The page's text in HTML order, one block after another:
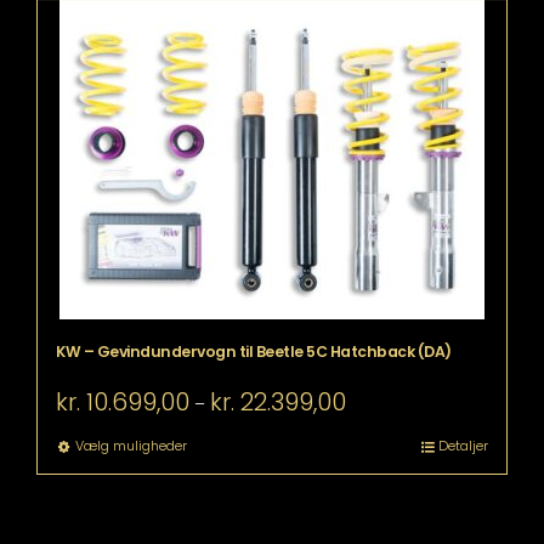
flere
varianter.
Mulighederne
kan
vælges
på
varesiden
KW – Gevindundervogn til Beetle 5C Hatchback (DA)
kr. 10.699,00 – kr. 22.399,00
Vælg mulighederDette
vare
Detaljer